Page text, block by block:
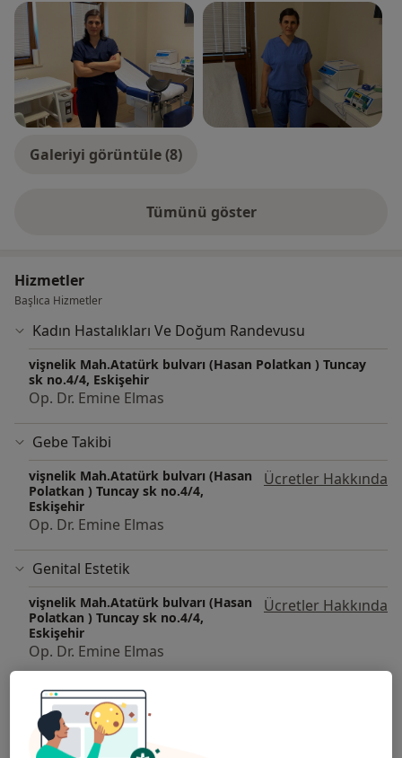
Korunması Kanunu ve Yasal Haklarınız Kapsamında
Gizli Tutulmaktadır. Kesinlikle Başka Kişi veya Şahıslara
Paylaşıma Açık Değildir.
Klinik İşlemleri Eskişehir Kadın Hastalıkları ve Doğum
Uzmanı, Op. Dr. Emine Elmas Tarafından
Gerçekleştirilmektedir.
Galeriyi görüntüle (8)
Tümünü gösterdeneyim hakkında
Hizmetler
Başlıca Hizmetler
Kadın Hastalıkları Ve Doğum Randevusu
vişnelik Mah.Atatürk bulvarı (Hasan Polatkan ) Tuncay
sk no.4/4, Eskişehir
Op. Dr. Emine Elmas
Gebe Takibi
vişnelik Mah.Atatürk bulvarı (Hasan
Polatkan ) Tuncay sk no.4/4,
Eskişehir
Ücretler Hakkında
Op. Dr. Emine Elmas
Genital Estetik
vişnelik Mah.Atatürk bulvarı (Hasan
Polatkan ) Tuncay sk no.4/4,
Eskişehir
Ücretler Hakkında
Op. Dr. Emine Elmas
vişnelik Mah.Atatürk bulvarı (Hasan
Polatkan ) Tuncay sk no.4/4,
Eskişehir
Op. Dr. Emine Elmas